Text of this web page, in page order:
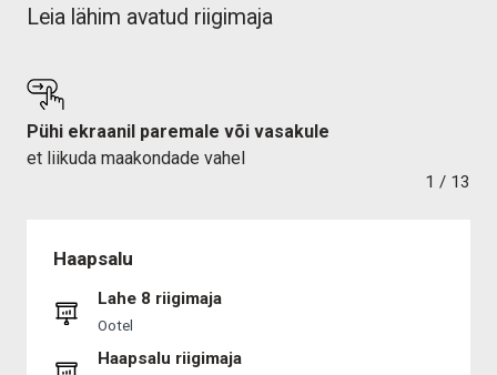
Leia lähim avatud riigimaja
Pühi ekraanil paremale või vasakule
et liikuda maakondade vahel
1 / 13
Haapsalu
Lahe 8 riigimaja
Ootel
Haapsalu riigimaja